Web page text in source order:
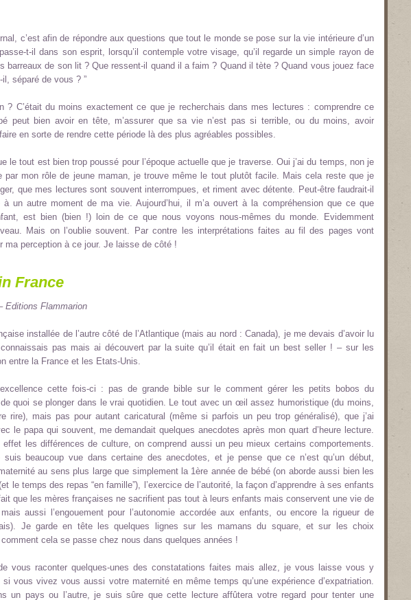
c’est afin de répondre aux questions que tout le monde se pose sur la vie intérieure d’un
t-il dans son esprit, lorsqu’il contemple votre visage, qu’il regarde un simple rayon de
barreaux de son lit ? Que ressent-il quand il a faim ? Quand il tète ? Quand vous jouez face
il, séparé de vous ? ”
? C’était du moins exactement ce que je recherchais dans mes lectures : comprendre ce
peut bien avoir en tête, m’assurer que sa vie n’est pas si terrible, ou du moins, avoir
en sorte de rendre cette période là des plus agréables possibles.
le tout est bien trop poussé pour l’époque actuelle que je traverse. Oui j’ai du temps, non je
par mon rôle de jeune maman, je trouve même le tout plutôt facile. Mais cela reste que je
que mes lectures sont souvent interrompues, et riment avec détente. Peut-être faudrait-il
un autre moment de ma vie. Aujourd’hui, il m’a ouvert à la compréhension que ce que
est bien (bien !) loin de ce que nous voyons nous-mêmes du monde. Evidemment
Mais on l’oublie souvent. Par contre les interprétations faites au fil des pages vont
ma perception à ce jour. Je laisse de côté !
France
Editions Flammarion
installée de l’autre côté de l’Atlantique (mais au nord : Canada), je me devais d’avoir lu
pas mais ai découvert par la suite qu’il était en fait un best seller ! – sur les
entre la France et les Etats-Unis.
cette fois-ci : pas de grande bible sur le comment gérer les petits bobos du
quoi se plonger dans le vrai quotidien. Le tout avec un œil assez humoristique (du moins,
rire), mais pas pour autant caricatural (même si parfois un peu trop généralisé), que j’ai
le papa qui souvent, me demandait quelques anecdotes après mon quart d’heure lecture.
les différences de culture, on comprend aussi un peu mieux certains comportements.
beaucoup vue dans certaine des anecdotes, et je pense que ce n’est qu’un début,
au sens plus large que simplement la 1ère année de bébé (on aborde aussi bien les
le temps des repas “en famille”), l’exercice de l’autorité, la façon d’apprendre à ses enfants
que les mères françaises ne sacrifient pas tout à leurs enfants mais conservent une vie de
aussi l’engouement pour l’autonomie accordée aux enfants, ou encore la rigueur de
Je garde en tête les quelques lignes sur les mamans du square, et sur les choix
cela se passe chez nous dans quelques années !
vous raconter quelques-unes des constatations faites mais allez, je vous laisse vous y
si vous vivez vous aussi votre maternité en même temps qu’une expérience d’expatriation.
un pays ou l’autre, je suis sûre que cette lecture affûtera votre regard pour tenter une